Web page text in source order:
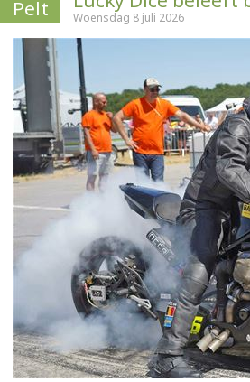
Pelt Woensdag 8 juli 2026